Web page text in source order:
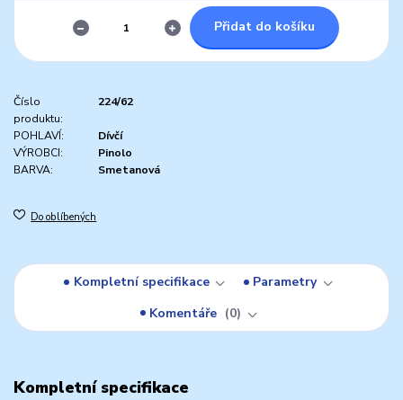
Přidat do košíku
Číslo
produktu:
224/62
POHLAVÍ:
Dívčí
VÝROBCI:
Pinolo
BARVA:
Smetanová
Do oblíbených
Kompletní specifikace
Parametry
Komentáře
0
Kompletní specifikace